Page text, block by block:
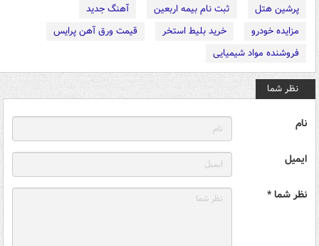
پرشین هتل
ثبت نام بیمه اربعین
آهنگ جدید
مزایده خودرو
خرید بلیط استخر
قیمت ورق آهن پرایس
فروشنده مواد شیمیایی
نظر شما
نام
ایمیل
نظر شما *